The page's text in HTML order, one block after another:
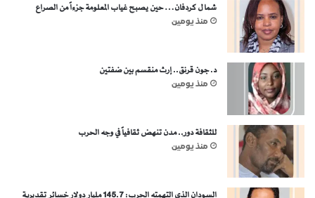
شمال كردفان… حين يصبح غياب المعلومة جزءاً من الصراع
منذ يومين
د. جون قرنق.. إرث منقسم بين ضفتين
منذ يومين
للثقافة دور.. مدن تنهض ثقافياً في وجه الحرب
منذ يومين
السودان الذي التهمته الحرب: 145.7 مليار دولار خسائر تقديرية